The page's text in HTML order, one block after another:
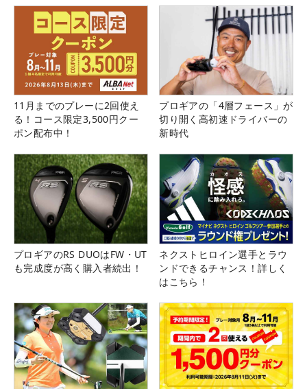
11月までのプレーに2回使え
る！コース限定3,500円クー
ポン配布中！
プロギアの「4層フェース」が
切り開く高初速ドライバーの
新時代
プロギアのRS DUOはFW・UT
も完成度が高く購入者続出！
ネクストヒロイン選手とラウ
ンドできるチャンス！詳しく
はこちら！